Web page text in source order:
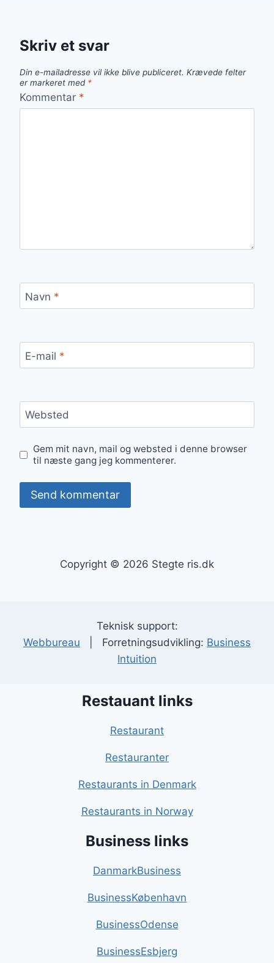
Skriv et svar
Din e-mailadresse vil ikke blive publiceret. Krævede felter
er markeret med *
Kommentar *
Navn *
E-mail *
Websted
Gem mit navn, mail og websted i denne browser
til næste gang jeg kommenterer.
Copyright © 2026 Stegte ris.dk
Teknisk support:
Webbureau | Forretningsudvikling: Business
Intuition
Restauant links
Restaurant
Restauranter
Restaurants in Denmark
Restaurants in Norway
Business links
DanmarkBusiness
BusinessKøbenhavn
BusinessOdense
BusinessEsbjerg